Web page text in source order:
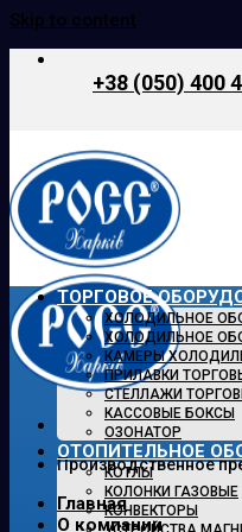
Skip to content
+38 (050) 400
Производственное
Главная
О компании
ТОРГОВОЕ
ХОЛОДИЛЬНОЕ
ХОЛОДИЛЬНОЕ
КАМЕРЫ
ПРИЛАВКИ
СТЕЛЛАЖИ
КАССОВЫЕ БОКСЫ
ОЗОНАТОР
ОТОПИТЕЛЬНОЕ
КОТЛЫ
КОЛОНКИ ГАЗОВЫЕ
КОНВЕКТОРЫ